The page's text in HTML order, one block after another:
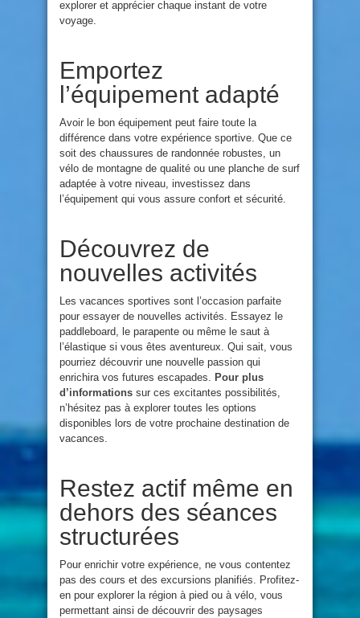
explorer et apprécier chaque instant de votre
voyage.
Emportez
l’équipement adapté
Avoir le bon équipement peut faire toute la
différence dans votre expérience sportive. Que ce
soit des chaussures de randonnée robustes, un
vélo de montagne de qualité ou une planche de surf
adaptée à votre niveau, investissez dans
l’équipement qui vous assure confort et sécurité.
Découvrez de
nouvelles activités
Les vacances sportives sont l’occasion parfaite
pour essayer de nouvelles activités. Essayez le
paddleboard, le parapente ou même le saut à
l’élastique si vous êtes aventureux. Qui sait, vous
pourriez découvrir une nouvelle passion qui
enrichira vos futures escapades. Pour plus
d’informations sur ces excitantes possibilités,
n’hésitez pas à explorer toutes les options
disponibles lors de votre prochaine destination de
vacances.
Restez actif même en
dehors des séances
structurées
Pour enrichir votre expérience, ne vous contentez
pas des cours et des excursions planifiés. Profitez-
en pour explorer la région à pied ou à vélo, vous
permettant ainsi de découvrir des paysages